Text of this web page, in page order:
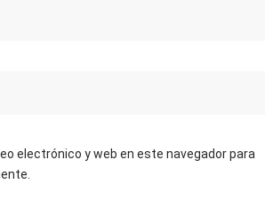
electrónico y web en este navegador para